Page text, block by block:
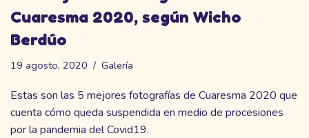
Cuaresma 2020, según Wicho
Berdúo
19 agosto, 2020 Galería
Estas son las 5 mejores fotografías de Cuaresma 2020 que
cuenta cómo queda suspendida en medio de procesiones
por la pandemia del Covid19.